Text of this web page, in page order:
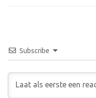
Subscribe